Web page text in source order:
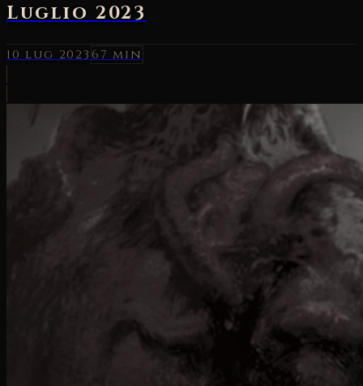
Luglio 2023
10 lug 2023 67 min